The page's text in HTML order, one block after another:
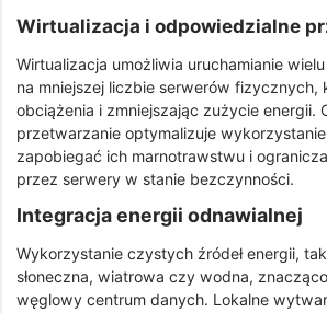
Wirtualizacja i odpowiedzialne
Wirtualizacja umożliwia uruchamianie
na mniejszej liczbie serwerów fizycznych,
obciążenia i zmniejszając zużycie energii.
przetwarzanie optymalizuje
zapobiegać ich marnotrawstwu i
przez serwery w stanie bezczynności.
Integracja energii odnawialnej
Wykorzystanie czystych źródeł energii,
słoneczna, wiatrowa czy wodna,
węglowy centrum danych. Lokalne